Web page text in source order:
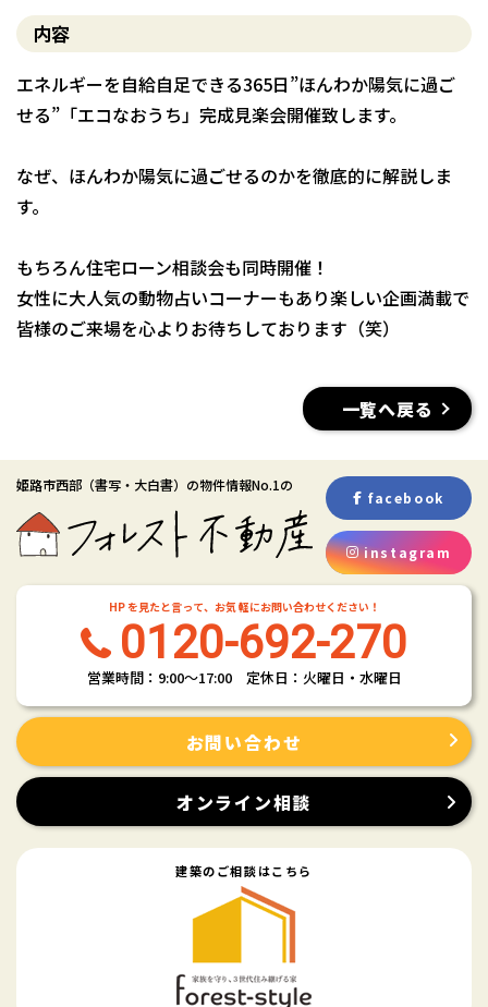
内容
エネルギーを自給自足できる365日”ほんわか陽気に過ご
せる”「エコなおうち」完成見楽会開催致します。
なぜ、ほんわか陽気に過ごせるのかを徹底的に解説しま
す。
もちろん住宅ローン相談会も同時開催！
女性に大人気の動物占いコーナーもあり楽しい企画満載で
皆様のご来場を心よりお待ちしております（笑）
一覧へ戻る
姫路市西部 （書写・大白書） の物件情報No.1の
facebook
instagram
HP を見たと言って、お気 軽にお問い合わせください！
0120-692-270
営業時間：9:00〜17:00 定休日：火曜日・水曜日
お問い合わせ
オンライン相談
建築のご相談はこちら